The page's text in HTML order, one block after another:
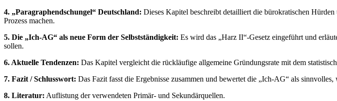
4. „Paragraphendschungel“ Deutschland: Dieses Kapitel beschreibt detailliert die bürokratischen
Prozess machen.
5. Die „Ich-AG“ als neue Form der Selbstständigkeit: Es wird das „Harz II“-Gesetz eingeführt und
sollen.
6. Aktuelle Tendenzen: Das Kapitel vergleicht die rückläufige allgemeine Gründungsrate mit dem
7. Fazit / Schlusswort: Das Fazit fasst die Ergebnisse zusammen und bewertet die „Ich-AG“ als
8. Literatur: Auflistung der verwendeten Primär- und Sekundärquellen.